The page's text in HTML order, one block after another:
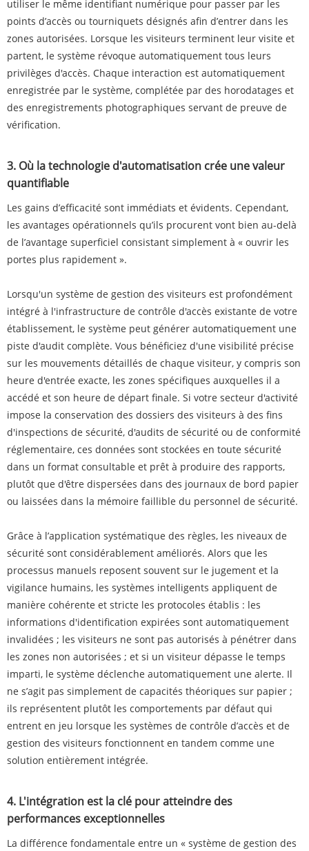
utiliser le même identifiant numérique pour passer par les
points d’accès ou tourniquets désignés afin d’entrer dans les
zones autorisées. Lorsque les visiteurs terminent leur visite et
partent, le système révoque automatiquement tous leurs
privilèges d'accès. Chaque interaction est automatiquement
enregistrée par le système, complétée par des horodatages et
des enregistrements photographiques servant de preuve de
vérification.
3. Où la technologie d'automatisation crée une valeur
quantifiable
Les gains d’efficacité sont immédiats et évidents. Cependant,
les avantages opérationnels qu’ils procurent vont bien au-delà
de l’avantage superficiel consistant simplement à « ouvrir les
portes plus rapidement ».
Lorsqu'un système de gestion des visiteurs est profondément
intégré à l'infrastructure de contrôle d'accès existante de votre
établissement, le système peut générer automatiquement une
piste d'audit complète. Vous bénéficiez d'une visibilité précise
sur les mouvements détaillés de chaque visiteur, y compris son
heure d'entrée exacte, les zones spécifiques auxquelles il a
accédé et son heure de départ finale. Si votre secteur d'activité
impose la conservation des dossiers des visiteurs à des fins
d'inspections de sécurité, d'audits de sécurité ou de conformité
réglementaire, ces données sont stockées en toute sécurité
dans un format consultable et prêt à produire des rapports,
plutôt que d'être dispersées dans des journaux de bord papier
ou laissées dans la mémoire faillible du personnel de sécurité.
Grâce à l’application systématique des règles, les niveaux de
sécurité sont considérablement améliorés. Alors que les
processus manuels reposent souvent sur le jugement et la
vigilance humains, les systèmes intelligents appliquent de
manière cohérente et stricte les protocoles établis : les
informations d'identification expirées sont automatiquement
invalidées ; les visiteurs ne sont pas autorisés à pénétrer dans
les zones non autorisées ; et si un visiteur dépasse le temps
imparti, le système déclenche automatiquement une alerte. Il
ne s’agit pas simplement de capacités théoriques sur papier ;
ils représentent plutôt les comportements par défaut qui
entrent en jeu lorsque les systèmes de contrôle d’accès et de
gestion des visiteurs fonctionnent en tandem comme une
solution entièrement intégrée.
4. L'intégration est la clé pour atteindre des
performances exceptionnelles
La différence fondamentale entre un « système de gestion des